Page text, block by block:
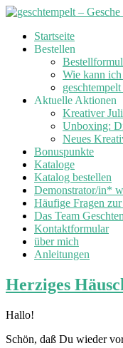
Skip
Startseite
Bestellen
Wie kann
Aktuelle Aktionen
Kreativer
Unboxing:
Neues
Bonuspunkte
Kataloge
Katalog bestellen
Demonstrator/in*
Häufige Fragen
Das Team
Kontaktformular
über mich
Anleitungen
Herziges
Hallo!
Schön, daß Du wieder